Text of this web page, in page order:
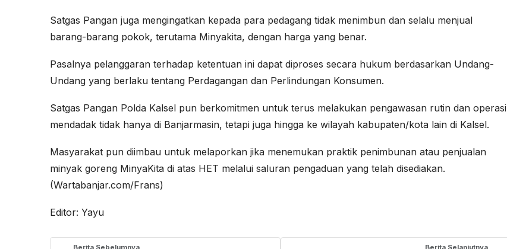
Satgas Pangan juga mengingatkan kepada para pedagang tidak menimbun dan selalu menjual
barang-barang pokok, terutama Minyakita, dengan harga yang benar.
Pasalnya pelanggaran terhadap ketentuan ini dapat diproses secara hukum berdasarkan Undang-
Undang yang berlaku tentang Perdagangan dan Perlindungan Konsumen.
Satgas Pangan Polda Kalsel pun berkomitmen untuk terus melakukan pengawasan rutin dan operasi
mendadak tidak hanya di Banjarmasin, tetapi juga hingga ke wilayah kabupaten/kota lain di Kalsel.
Masyarakat pun diimbau untuk melaporkan jika menemukan praktik penimbunan atau penjualan
minyak goreng MinyaKita di atas HET melalui saluran pengaduan yang telah disediakan.
(Wartabanjar.com/Frans)
Editor: Yayu
Berita Sebelumnya Berita Selanjutnya